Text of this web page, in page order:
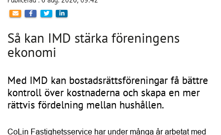
Med IMD kan bostadsrättsföreningar få bättre
kontroll över kostnaderna och skapa en mer
rättvis fördelning mellan hushållen.
traditionell fastighetsförvaltning med allt från grönyteskötsel
och ronderingar till teknisk support, felanmälan och
brandskyddsarbete. På senare år har stigande
gjort energioptimering, solceller och individuell mätning